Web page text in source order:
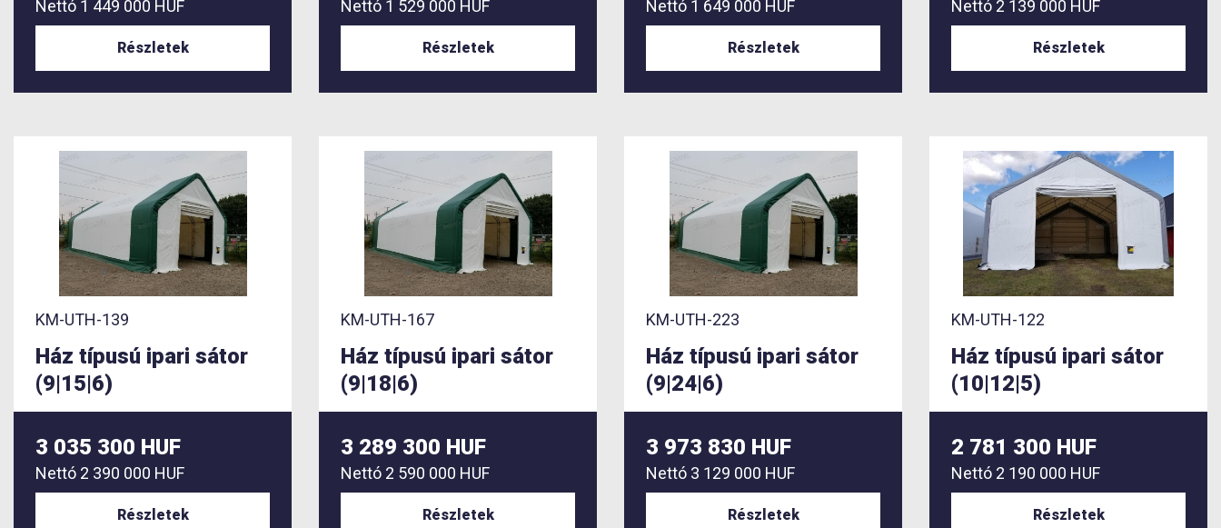
Nettó 1 449 000 HUF
Részletek
Nettó 1 529 000 HUF
Részletek
Nettó 1 649 000 HUF
Részletek
Nettó 2 139 000 HUF
Részletek
KM-UTH-139
Ház típusú ipari sátor
(9|15|6)
3 035 300 HUF
Nettó 2 390 000 HUF
Részletek
KM-UTH-167
Ház típusú ipari sátor
(9|18|6)
3 289 300 HUF
Nettó 2 590 000 HUF
Részletek
KM-UTH-223
Ház típusú ipari sátor
(9|24|6)
3 973 830 HUF
Nettó 3 129 000 HUF
Részletek
KM-UTH-122
Ház típusú ipari sátor
(10|12|5)
2 781 300 HUF
Nettó 2 190 000 HUF
Részletek